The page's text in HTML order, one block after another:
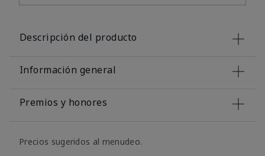
Descripción del producto
Información general
Premios y honores
Precios sugeridos al menudeo.